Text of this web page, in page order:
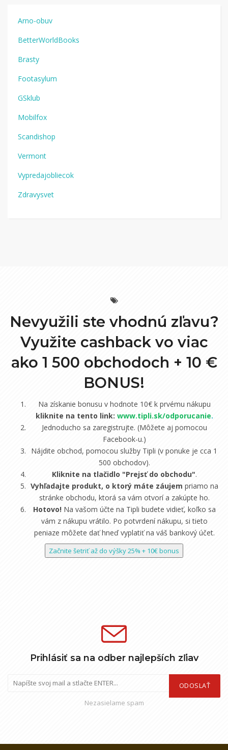
Arno-obuv
BetterWorldBooks
Brasty
Footasylum
GSklub
Mobilfox
Scandishop
Vermont
Vypredajobliecok
Zdravysvet
Nevyužili ste vhodnú zľavu?
Využite cashback vo viac
ako 1 500 obchodoch + 10 €
BONUS!
Na získanie bonusu v hodnote 10€ k prvému nákupu
kliknite na tento link: www.tipli.sk/odporucanie.
Jednoducho sa zaregistrujte. (Môžete aj pomocou
Facebook-u.)
Nájdite obchod, pomocou služby Tipli (v ponuke je cca 1
500 obchodov).
Kliknite na tlačidlo "Prejsť do obchodu".
Vyhľadajte produkt, o ktorý máte záujem priamo na
stránke obchodu, ktorá sa vám otvorí a zakúpte ho.
Hotovo!Na vašom účte na Tipli budete vidieť, koľko sa
vám z nákupu vrátilo. Po potvrdení nákupu, si tieto
peniaze môžete dať hneď vyplatiť na váš bankový účet.
Začnite šetriť až do výšky 25% + 10€ bonus
Prihlásiť sa na odber najlepších zľiav
ODOSLAŤ
Nezasielame spam